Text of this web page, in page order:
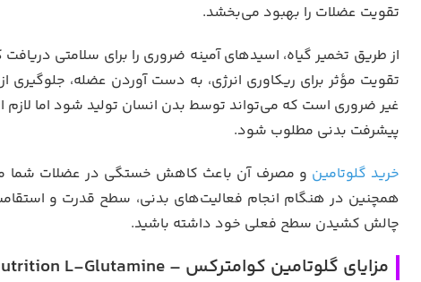
تقویت عضلات را بهبود می‌بخشد.
از طریق تخمیر گیاه، اسیدهای آمینه ضروری را برای سلامتی
تقویت مؤثر برای ریکاوری انرژی، به دست آوردن عضله،
غیر ضروری است که می‌تواند توسط بدن انسان تولید شود اما
پیشرفت بدنی مطلوب شود.
خرید گلوتامین و مصرف آن باعث کاهش خستگی در عضلات شما
همچنین در هنگام انجام فعالیت‌های بدنی، سطح قدرت و
چالش کشیدن سطح فعلی خود داشته باشید.
مزایای گلوتامین کوامترکس – Quamtrax Nutrition L-Glutamine